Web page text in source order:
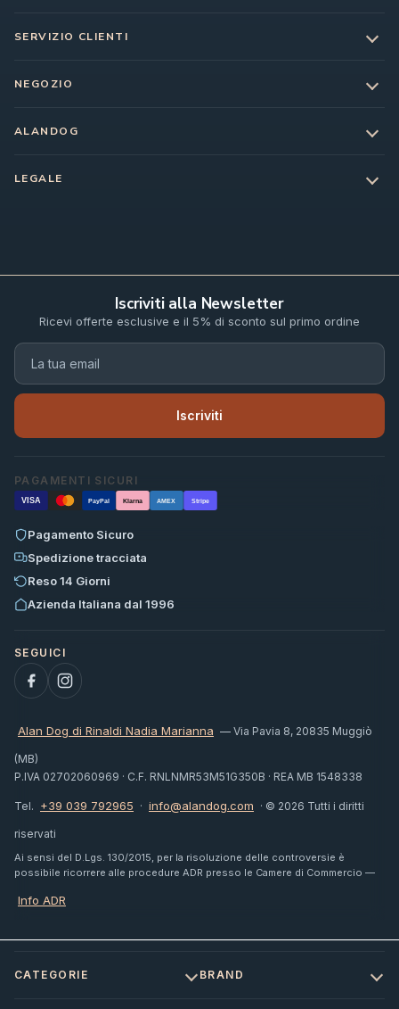
SERVIZIO CLIENTI
NEGOZIO
ALANDOG
LEGALE
Iscriviti alla Newsletter
Ricevi offerte esclusive e il 5% di sconto sul primo ordine
Iscriviti
PAGAMENTI SICURI
VISA PayPal Klarna AMEX Stripe
Pagamento Sicuro
Spedizione tracciata
Reso 14 Giorni
Azienda Italiana dal 1996
Alan Dog di Rinaldi Nadia Marianna — Via Pavia 8, 20835 Muggiò
(MB)
P.IVA 02702060969 · C.F. RNLNMR53M51G350B · REA MB 1548338
Tel. +39 039 792965 · info@alandog.com · © 2026 Tutti i diritti
riservati
Ai sensi del D.Lgs. 130/2015, per la risoluzione delle controversie è
possibile ricorrere alle procedure ADR presso le Camere di Commercio —
Info ADR
CATEGORIE BRAND